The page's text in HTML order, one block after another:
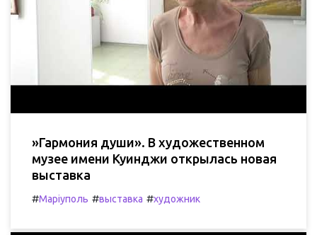
»Гармония души». В художественном
музее имени Куинджи открылась новая
выставка
#Маріуполь #выставка #художник